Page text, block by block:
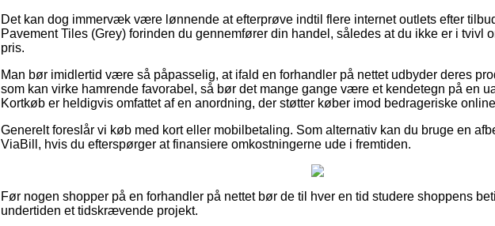
Det kan dog immervæk være lønnende at efterprøve indtil flere internet outlets efter
Pavement Tiles (Grey) forinden du gennemfører din handel, således at du ikke er i tvivl
pris.
Man bør imidlertid være så påpasselig, at ifald en forhandler på nettet udbyder deres
som kan virke hamrende favorabel, så bør det mange gange være et kendetegn på en
Kortkøb er heldigvis omfattet af en anordning, der støtter køber imod bedrageriske
Generelt foreslår vi køb med kort eller mobilbetaling. Som alternativ kan du bruge en
ViaBill, hvis du efterspørger at finansiere omkostningerne ude i fremtiden.
Før nogen shopper på en forhandler på nettet bør de til hver en tid studere shoppens
undertiden et tidskrævende projekt.